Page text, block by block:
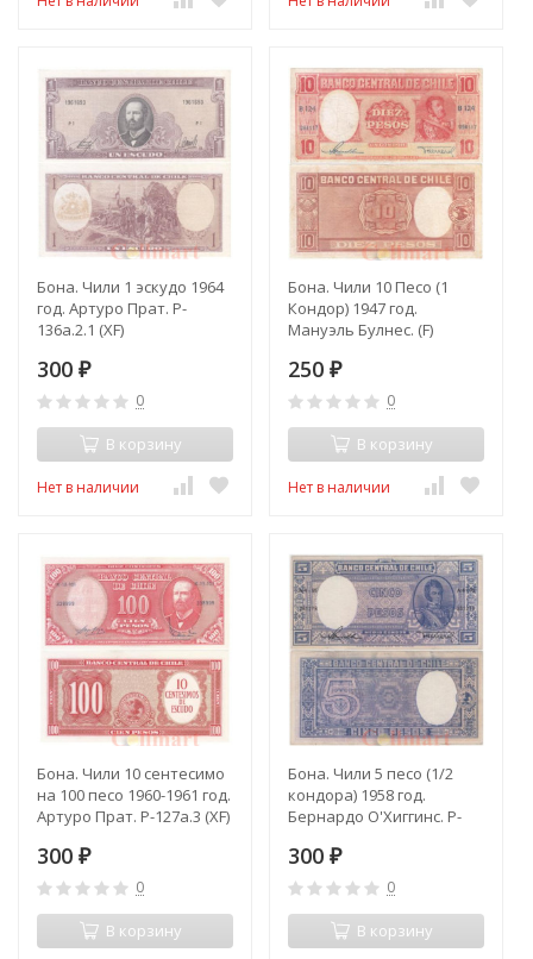
Бона. Чили 1 эскудо 1964
год. Артуро Прат. P-
136a.2.1 (XF)
300 ₽
0
В корзину
Нет в наличии
Бона. Чили 10 Песо (1
Кондор) 1947 год.
Мануэль Булнес. (F)
250 ₽
0
В корзину
Нет в наличии
Бона. Чили 10 сентесимо
на 100 песо 1960-1961 год.
Артуро Прат. P-127a.3 (XF)
300 ₽
0
В корзину
Бона. Чили 5 песо (1/2
кондора) 1958 год.
Бернардо О'Хиггинс. P-
300 ₽
0
В корзину